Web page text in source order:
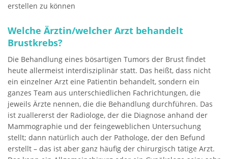
erstellen zu können
Welche Ärztin/welcher Arzt behandelt
Brustkrebs?
Die Behandlung eines bösartigen Tumors der Brust findet
heute allermeist interdisziplinär statt. Das heißt, dass nicht
ein einzelner Arzt eine Patientin behandelt, sondern ein
ganzes Team aus unterschiedlichen Fachrichtungen, die
jeweils Ärzte nennen, die die Behandlung durchführen. Das
ist zuallererst der Radiologe, der die Diagnose anhand der
Mammographie und der feingeweblichen Untersuchung
stellt; dann natürlich auch der Pathologe, der den Befund
erstellt – das ist aber ganz häufig der chirurgisch tätige Arzt.